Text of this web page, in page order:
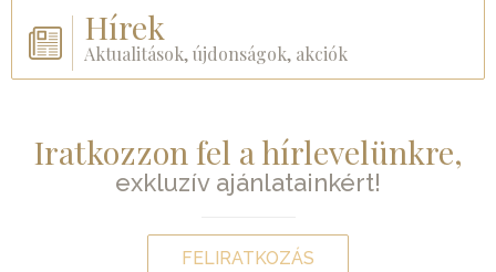
Hírek
Aktualitások, újdonságok, akciók
Iratkozzon fel a hírlevelünkre,
exkluzív ajánlatainkért!
FELIRATKOZÁS